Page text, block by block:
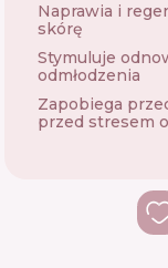
Naprawia i
skórę
Stymuluje
odmłodzenia
Zapobiega
przed stresem